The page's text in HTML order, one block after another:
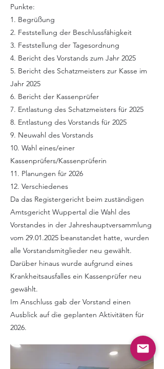
Punkte:
1. Begrüßung
2. Feststellung der Beschlussfähigkeit
3. Feststellung der Tagesordnung
4. Bericht des Vorstands zum Jahr 2025
5. Bericht des Schatzmeisters zur Kasse im
Jahr 2025
6. Bericht der Kassenprüfer
7. Entlastung des Schatzmeisters für 2025
8. Entlastung des Vorstands für 2025
9. Neuwahl des Vorstands
10. Wahl eines/einer
Kassenprüfers/Kassenprüferin
11. Planungen für 2026
12. Verschiedenes
Da das Registergericht beim zuständigen
Amtsgericht Wuppertal die Wahl des
Vorstandes in der Jahreshauptversammlung
vom 29.01.2025 beanstandet hatte, wurden
alle Vorstandsmitglieder neu gewählt.
Darüber hinaus wurde aufgrund eines
Krankheitsausfalles ein Kassenprüfer neu
gewählt.
Im Anschluss gab der Vorstand einen
Ausblick auf die geplanten Aktivitäten für
2026.